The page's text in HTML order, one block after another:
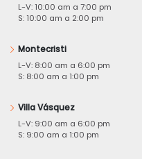
L-V: 10:00 am a 7:00 pm
S: 10:00 am a 2:00 pm
Montecristi
L-V: 8:00 am a 6:00 pm
S: 8:00 am a 1:00 pm
Villa Vásquez
L-V: 9:00 am a 6:00 pm
S: 9:00 am a 1:00 pm